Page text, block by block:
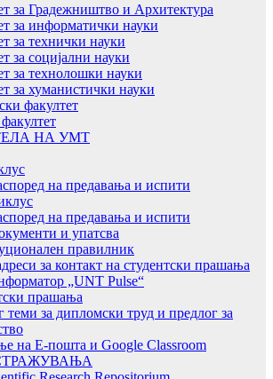
за Градежништво и Архитектура
за информатички науки
за технички науки
за социјални науки
за технолошки науки
за хуманистички науки
факултет
НА УМТ
на предавањa и испити
на предавањa и испити
и упатсва
правилник
за контакт на студентски прашања
„UNT Pulse“
прашања
теми за дипломски труд и предлог за
на Е-пошта и Google Classroom